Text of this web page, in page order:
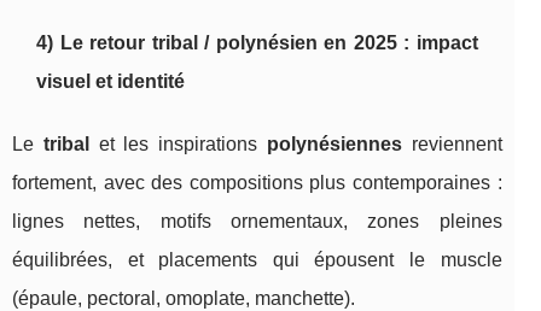
4) Le retour tribal / polynésien en 2025 : impact
visuel et identité
Le tribal et les inspirations polynésiennesreviennent
fortement, avec des compositions plus contemporaines :
lignes nettes, motifs ornementaux, zones pleines
équilibrées, et placements qui épousent le muscle
(épaule, pectoral, omoplate, manchette).